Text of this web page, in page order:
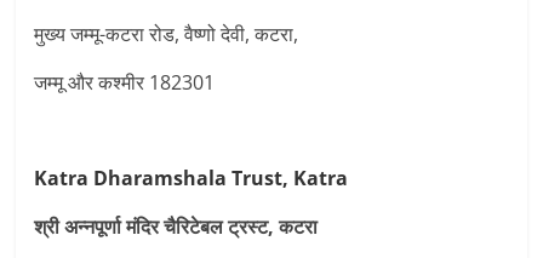
मुख्य जम्मू-कटरा रोड, वैष्णो देवी, कटरा,
जम्मू और कश्मीर 182301
Katra Dharamshala Trust, Katra
श्री अन्नपूर्णा मंदिर चैरिटेबल ट्रस्ट, कटरा